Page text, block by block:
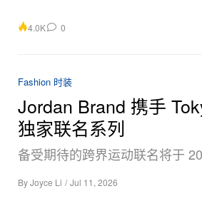
4.0K 0
Fashion 时装
Jordan Brand 携手
独家联名系列
备受期待的跨界运动联名将于
ByJoyce Li / Jul 11, 2026